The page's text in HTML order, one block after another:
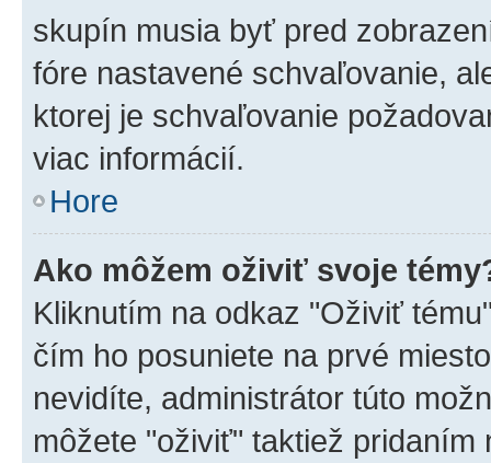
skupín musia byť pred
fóre nastavené schvaľovanie,
ktorej je schvaľovanie
viac informácií.
Hore
Ako môžem oživiť svoje
Kliknutím na odkaz "Oživiť
čím ho posuniete na prvé
nevidíte, administrátor túto
môžete "oživiť" taktiež